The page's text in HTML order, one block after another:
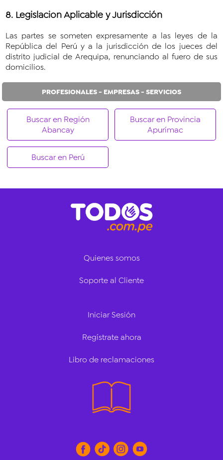
8. Legislacion Aplicable y Jurisdicción
Las partes se someten expresamente a las leyes de la
República del Perú y a la jurisdicción de los jueces del
distrito judicial de Arequipa, renunciando al fuero de sus
domicilios.
PROFESIONALES - EMPRESAS - SERVICIOS
Buscar en Región
Abancay
Buscar en Provincia
Apurímac
Buscar en Perú
Quienes somos
Soporte al Cliente
Iniciar Sesión
Regístrate ahora
Libro de reclamaciones